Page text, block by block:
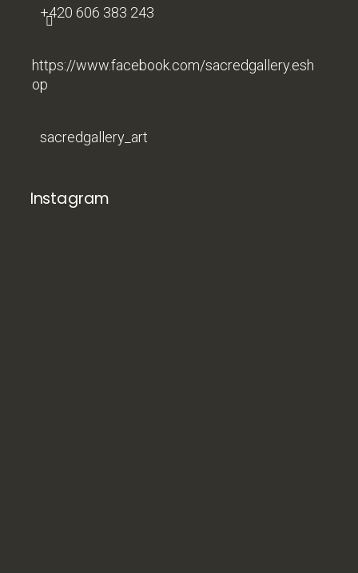
+420 606 383 243
https://www.facebook.com/sacredgallery.esh
op
sacredgallery_art
Instagram